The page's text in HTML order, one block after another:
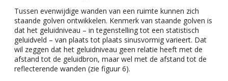
Tussen evenwijdige wanden van een ruimte kunnen zich
staande golven ontwikkelen. Kenmerk van staande golven is
dat het geluidniveau – in tegenstelling tot een statistisch
geluidveld – van plaats tot plaats sinusvormig varieert. Dat
wil zeggen dat het geluidniveau geen relatie heeft met de
afstand tot de geluidbron, maar wel met de afstand tot de
reflecterende wanden (zie figuur 6).